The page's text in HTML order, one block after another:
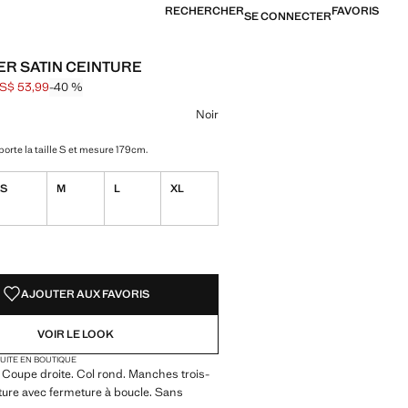
RECHERCHERSE CONNECTERFAVORIS
SATIN CEINTURE
[US$ 89,99 ]
53,99 ]
53,99-40 %
couleur
Noir
la taille S et mesure 179cm.
S M L XL
AJOUTER AUX FAVORIS
VOIR LE LOOK
EN BOUTIQUE
droite. Col rond. Manches trois-
avec fermeture à boucle. Sans